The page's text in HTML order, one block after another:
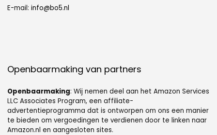
E-mail: info@bo5.nl
Openbaarmaking van partners
Openbaarmaking: Wij nemen deel aan het Amazon Services
LLC Associates Program, een affiliate-
advertentieprogramma dat is ontworpen om ons een manier
te bieden om vergoedingen te verdienen door te linken naar
Amazon.nl en aangesloten sites.